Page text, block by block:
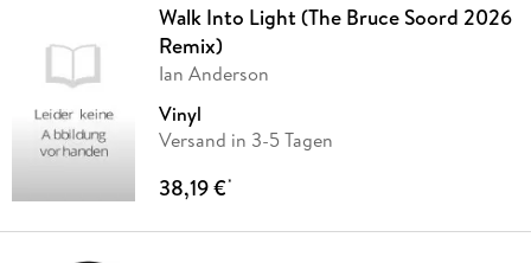
Walk Into Light (The Bruce Soord 2026
Remix)
Ian Anderson
Vinyl
Versand in 3-5 Tagen
38,19 €*